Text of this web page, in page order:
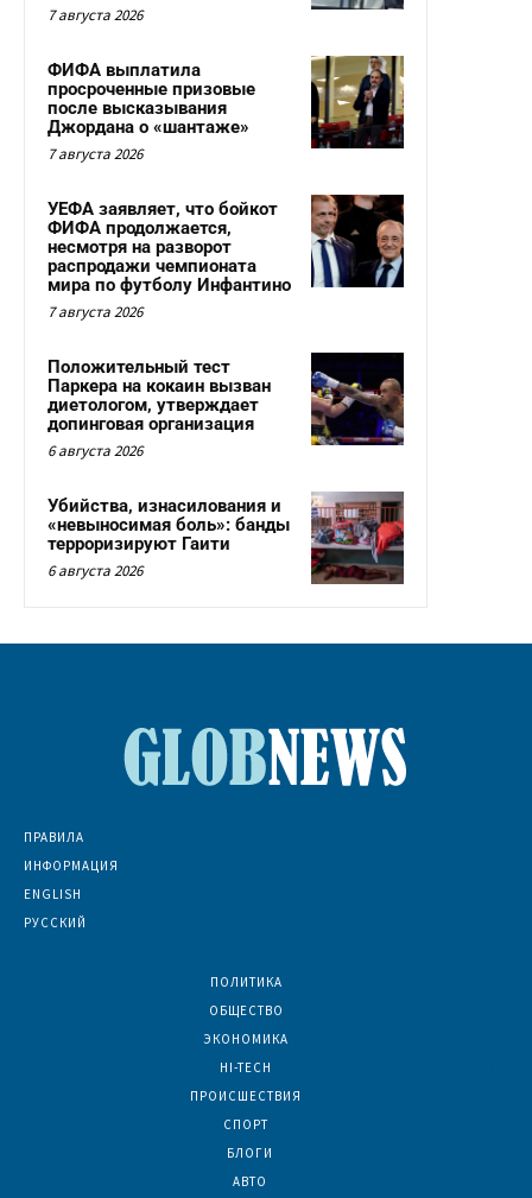
7 августа 2026
ФИФА выплатила
просроченные призовые
после высказывания
Джордана о «шантаже»
7 августа 2026
УЕФА заявляет, что бойкот
ФИФА продолжается,
несмотря на разворот
распродажи чемпионата
мира по футболу Инфантино
7 августа 2026
Положительный тест
Паркера на кокаин вызван
диетологом, утверждает
допинговая организация
6 августа 2026
Убийства, изнасилования и
«невыносимая боль»: банды
терроризируют Гаити
6 августа 2026
ПРАВИЛА
ИНФОРМАЦИЯ
ENGLISH
РУССКИЙ
ПОЛИТИКА
ОБЩЕСТВО
ЭКОНОМИКА
HI-TECH
ПРОИСШЕСТВИЯ
СПОРТ
БЛОГИ
АВТО